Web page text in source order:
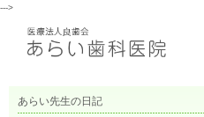
--->
あらい先生の日記